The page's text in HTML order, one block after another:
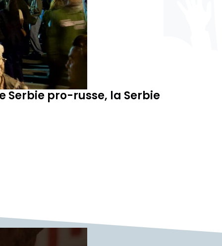
Serbie pro-russe, la Serbie